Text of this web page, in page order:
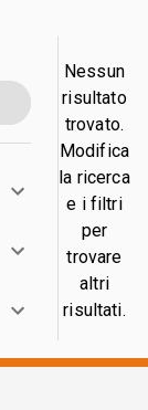
Nessun
risultato
trovato.
Modifica
la ricerca
e i filtri
per
trovare
altri
risultati.